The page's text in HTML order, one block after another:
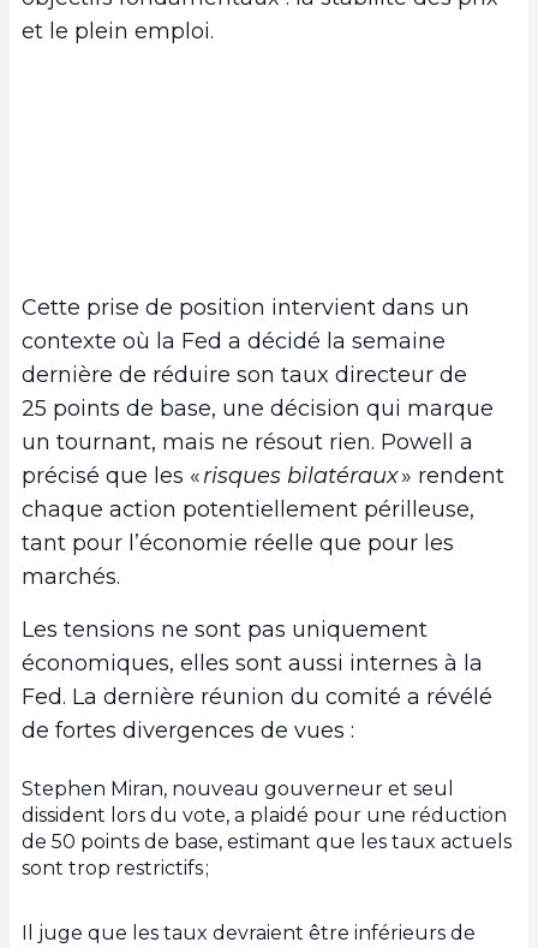
et le plein emploi.
Cette prise de position intervient dans un
contexte où la Fed a décidé la semaine
dernière de réduire son taux directeur de
25 points de base, une décision qui marque
un tournant, mais ne résout rien. Powell a
précisé que les «risques bilatéraux» rendent
chaque action potentiellement périlleuse,
tant pour l’économie réelle que pour les
marchés.
Les tensions ne sont pas uniquement
économiques, elles sont aussi internes à la
Fed. La dernière réunion du comité a révélé
de fortes divergences de vues :
Stephen Miran, nouveau gouverneur et seul
dissident lors du vote, a plaidé pour une réduction
de 50 points de base, estimant que les taux actuels
sont trop restrictifs ;
Il juge que les taux devraient être inférieurs de